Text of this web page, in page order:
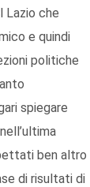
Lazio che
e quindi
politiche
spiegare
ben altro
di risultati di